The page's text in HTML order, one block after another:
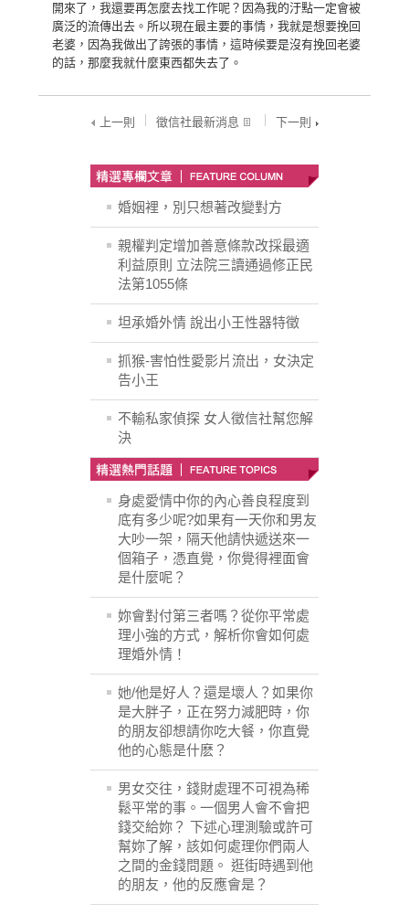
開來了，我還要再怎麼去找工作呢？因為我的汙點一定會被
廣泛的流傳出去。所以現在最主要的事情，我就是想要挽回
老婆，因為我做出了誇張的事情，這時候要是沒有挽回老婆
的話，那麼我就什麼東西都失去了。
上一則 徵信社最新消息 下一則
婚姻裡，別只想著改變對方
親權判定增加善意條款改採最適
利益原則 立法院三讀通過修正民
法第1055條
坦承婚外情 說出小王性器特徵
抓猴-害怕性愛影片流出，女決定
告小王
不輸私家偵探 女人徵信社幫您解
決
身處愛情中你的內心善良程度到
底有多少呢?如果有一天你和男友
大吵一架，隔天他請快遞送來一
個箱子，憑直覺，你覺得裡面會
是什麼呢？
妳會對付第三者嗎？從你平常處
理小強的方式，解析你會如何處
理婚外情！
她/他是好人？還是壞人？如果你
是大胖子，正在努力減肥時，你
的朋友卻想請你吃大餐，你直覺
他的心態是什麽？
男女交往，錢財處理不可視為稀
鬆平常的事。一個男人會不會把
錢交給妳？ 下述心理測驗或許可
幫妳了解，該如何處理你們兩人
之間的金錢問題。 逛街時遇到他
的朋友，他的反應會是？